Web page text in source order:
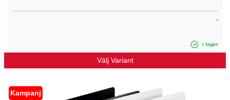
i lager
Välj Variant
Kampanj